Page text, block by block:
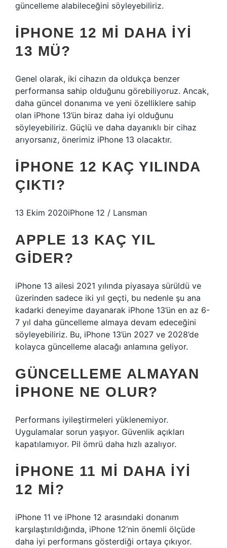
güncelleme alabileceğini söyleyebiliriz.
IPHONE 12 MI DAHA IYI
13 MÜ?
Genel olarak, iki cihazın da oldukça benzer
performansa sahip olduğunu görebiliyoruz. Ancak,
daha güncel donanıma ve yeni özelliklere sahip
olan iPhone 13’ün biraz daha iyi olduğunu
söyleyebiliriz. Güçlü ve daha dayanıklı bir cihaz
arıyorsanız, önerimiz iPhone 13 olacaktır.
IPHONE 12 KAÇ YILINDA
ÇIKTI?
13 Ekim 2020iPhone 12 / Lansman
APPLE 13 KAÇ YIL
GIDER?
iPhone 13 ailesi 2021 yılında piyasaya sürüldü ve
üzerinden sadece iki yıl geçti, bu nedenle şu ana
kadarki deneyime dayanarak iPhone 13’ün en az 6-
7 yıl daha güncelleme almaya devam edeceğini
söyleyebiliriz. Bu, iPhone 13’ün 2027 ve 2028’de
kolayca güncelleme alacağı anlamına geliyor.
GÜNCELLEME ALMAYAN
IPHONE NE OLUR?
Performans iyileştirmeleri yüklenemiyor.
Uygulamalar sorun yaşıyor. Güvenlik açıkları
kapatılamıyor. Pil ömrü daha hızlı azalıyor.
IPHONE 11 MI DAHA IYI
12 MI?
iPhone 11 ve iPhone 12 arasındaki donanım
karşılaştırıldığında, iPhone 12’nin önemli ölçüde
daha iyi performans gösterdiği ortaya çıkıyor.